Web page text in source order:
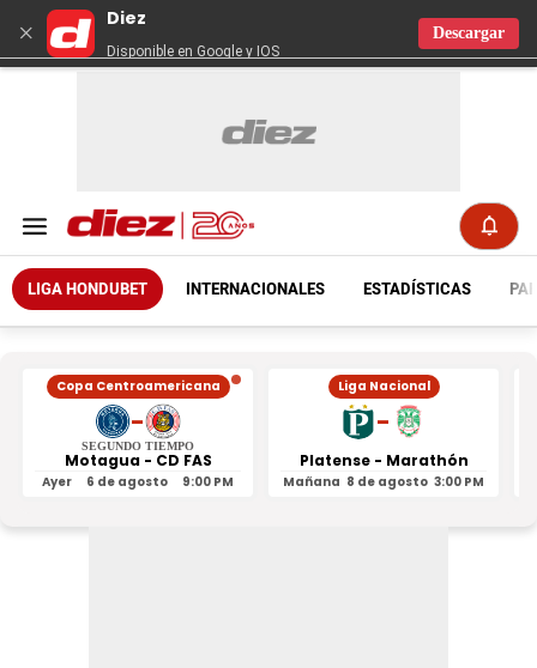
×
Diez
Disponible en Google y IOS
Descargar
LIGA HONDUBET INTERNACIONALES ESTADÍSTICAS
Copa Centroamericana
-
SEGUNDO TIEMPO
Motagua - CD FAS
Ayer 6 de agosto 9:00 PM
Liga Nacional
-
Platense - Marathón
Mañana 8 de agosto 3:00 PM